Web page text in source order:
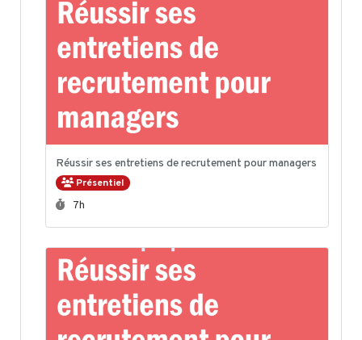
Réussir ses entretiens de recrutement pour managers
Présentiel
Durée :
7h